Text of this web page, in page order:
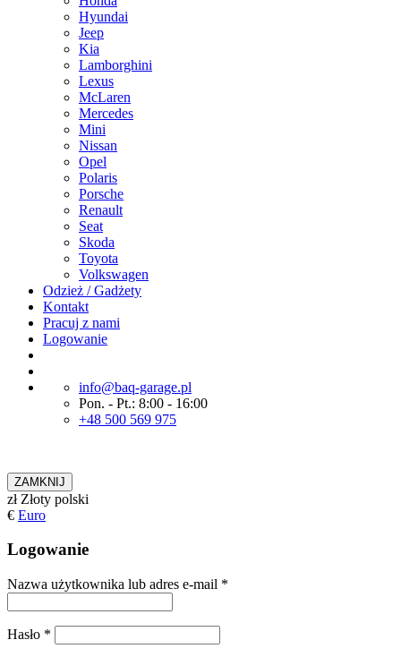
Hyundai
Jeep
Kia
Lamborghini
Lexus
McLaren
Mercedes
Mini
Nissan
Opel
Polaris
Porsche
Renault
Seat
Skoda
Toyota
Volkswagen
Odzież / Gadżety
Kontakt
Pracuj z nami
Logowanie
info@baq-garage.pl
Pon. - Pt.: 8:00 - 16:00
+48 500 569 975
ZAMKNIJ
zł Złoty polski
€ Euro
Logowanie
Nazwa użytkownika lub adres e-mail *
Hasło *